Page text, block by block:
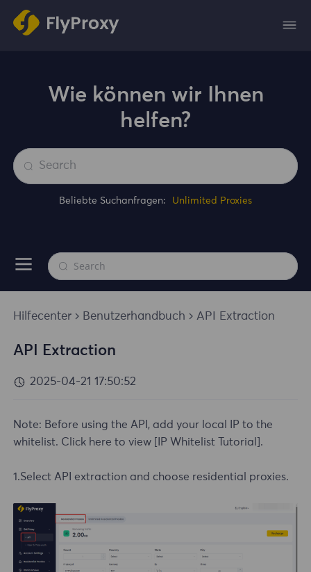
Wie können wir Ihnen
helfen?
Beliebte Suchanfragen: Unlimited Proxies
Hilfecenter Benutzerhandbuch API Extraction
API Extraction
2025-04-21 17:50:52
Note: Before using the API, add your local IP to the
whitelist. Click here to view
[IP Whitelist Tutorial] .
1.Select API extraction and choose residential proxies.